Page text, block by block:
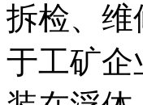
拆检、维
于工矿企